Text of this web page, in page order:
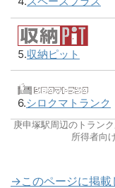
5.収納ピット
6.シロクマトランク
庚申塚駅周辺のトラン
所得者向
→このページに掲載